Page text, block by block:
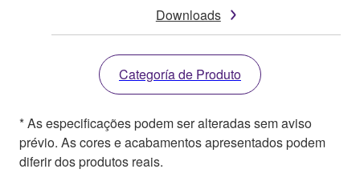
Downloads
Categoría de Produto
* As especificações podem ser alteradas sem aviso
prévio. As cores e acabamentos apresentados podem
diferir dos produtos reais.